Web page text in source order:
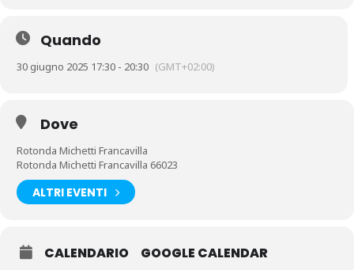
Quando
30 giugno 2025 17:30 - 20:30 (GMT+02:00)
Dove
Rotonda Michetti Francavilla
Rotonda Michetti Francavilla 66023
ALTRI EVENTI
CALENDARIO GOOGLE CALENDAR